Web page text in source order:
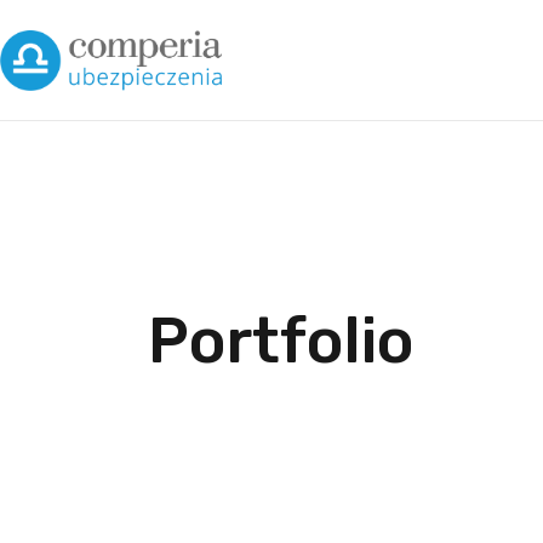
Portfolio